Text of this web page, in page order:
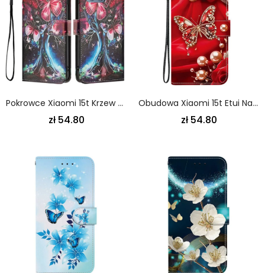
Pokrowce Xiaomi 15t Krzew Motyli
zł 54.80
Obudowa Xiaomi 15t Etui Na Telefon Motyle I Perły
zł 54.80